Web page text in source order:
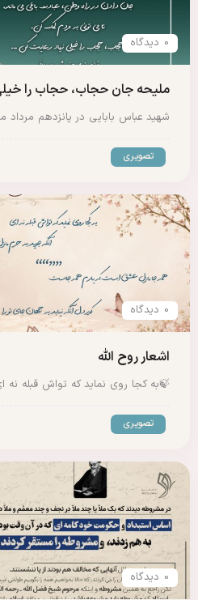
0 دیدگاه
ملیحه جان حجاب، حجاب را
شهید عباس بابایی در پانزدهم مرداد ماه سال ۶۶
تصویری
0 دیدگاه
اشعار روح الله
🍃به کجا روی نماید که تواش قبله
تصویری
0 دیدگاه